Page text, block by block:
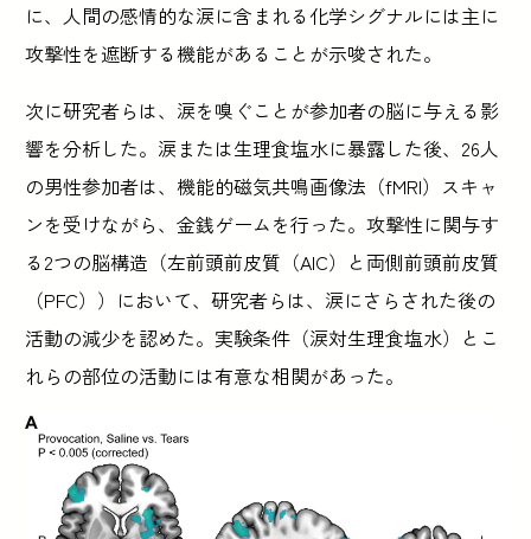
に、人間の感情的な涙に含まれる化学シグナルには主に
攻撃性を遮断する機能があることが示唆された。
次に研究者らは、涙を嗅ぐことが参加者の脳に与える影
響を分析した。涙または生理食塩水に暴露した後、26人
の男性参加者は、機能的磁気共鳴画像法（fMRI）スキャ
ンを受けながら、金銭ゲームを行った。攻撃性に関与す
る2つの脳構造（左前頭前皮質（AIC）と両側前頭前皮質
（PFC））において、研究者らは、涙にさらされた後の
活動の減少を認めた。実験条件（涙対生理食塩水）とこ
れらの部位の活動には有意な相関があった。